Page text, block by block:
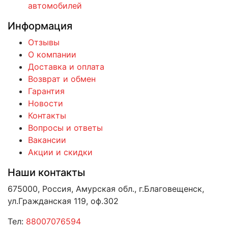
автомобилей
Информация
Отзывы
О компании
Доставка и оплата
Возврат и обмен
Гарантия
Новости
Контакты
Вопросы и ответы
Вакансии
Акции и скидки
Наши контакты
675000, Россия, Амурская обл., г.Благовещенск,
ул.Гражданская 119, оф.302
Тел: 88007076594